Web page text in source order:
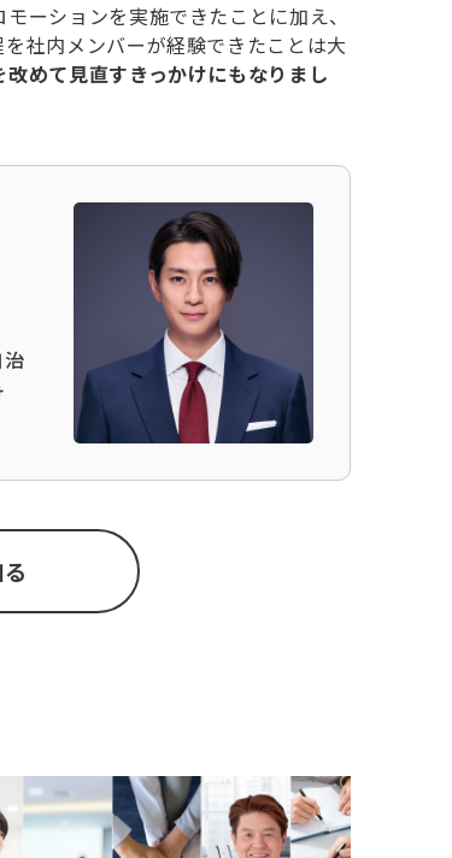
ーションを実施できたことに加え、
社内メンバーが経験できたことは大
めて見直すきっかけにもなりまし